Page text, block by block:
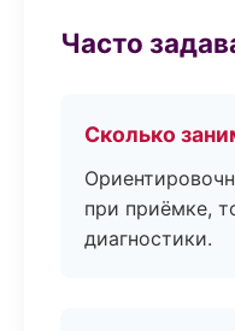
Часто
Сколько
при приёмке,
диагностики.